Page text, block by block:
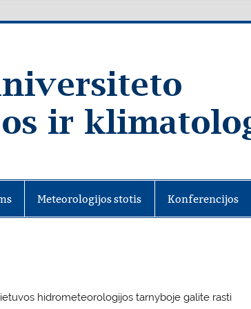
Meteorologijos stotis Konferencijos
hidrometeorologijos tarnyboje galite rasti